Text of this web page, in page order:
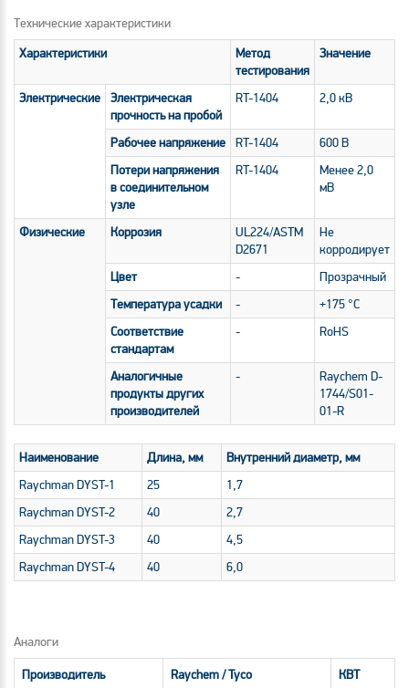
Технические характеристики
Характеристики
Метод
тестирования
Значение
Электрические
Электрическая
прочность на пробой
RT-1404 2,0 кВ
Рабочее напряжение RT-1404
600 В
Потери напряжения
в соединительном
узле
RT-1404
Менее 2,0
мВ
Физические Коррозия
UL224/ASTM
D2671
Не
корродирует
Цвет
-
Прозрачный
Температура усадки
-
+175 °С
Соответствие
стандартам
- RoHS
Аналогичные
продукты других
производителей
-
Raychem D-
1744/S01-
01-R
Наименование Длина, мм
Внутренний диаметр, мм
Raychman DYST-1
25
1,7
Raychman DYST-2
40
2,7
Raychman DYST-3
40
4,5
Raychman DYST-4
40 6,0
Аналоги
Производитель Raychem / Tyco КВТ